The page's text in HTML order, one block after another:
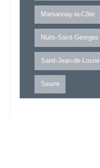
Marsannay-la-Côte
Nuits-Saint-Georges
Saint-Jean-de-Losne
Seurre